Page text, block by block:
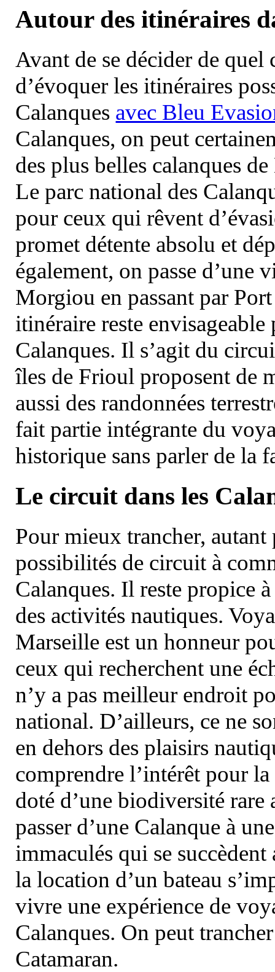
Autour des itinéraires
Avant de se décider de
d’évoquer les itinéraires
Calanques avec Bleu
Calanques, on peut
des plus belles calanques
Le parc national des
pour ceux qui rêvent
promet détente absolu et
également, on passe d’une
Morgiou en passant par
itinéraire reste
Calanques. Il s’agit du
îles de Frioul proposent de
aussi des randonnées
fait partie intégrante du
historique sans parler de la
Le circuit dans les
Pour mieux trancher, autant
possibilités de circuit à
Calanques. Il reste propice
des activités nautiques.
Marseille est un honneur
ceux qui recherchent une
n’y a pas meilleur endroit
national. D’ailleurs, ce ne
en dehors des plaisirs
comprendre l’intérêt pour
doté d’une biodiversité
passer d’une Calanque à
immaculés qui se
la location d’un bateau
vivre une expérience de
Calanques. On peut
Catamaran.